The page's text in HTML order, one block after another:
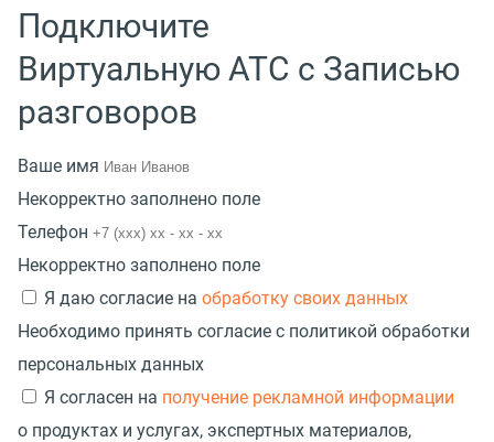
Подключите
Виртуальную АТС с Записью
разговоров
Ваше имя
Некорректно заполнено поле
Телефон
Некорректно заполнено поле
Я даю согласие на обработку своих данных
Необходимо принять согласие с политикой обработки
персональных данных
Я согласен на получение рекламной информации
о продуктах и услугах, экспертных материалов,